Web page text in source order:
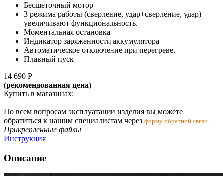
Бесщеточный мотор
3 режима работы (сверление, удар+сверление, удар)
увеличивают функциональность.
Моментальная остановка
Индикатор заряженности аккумулятора
Автоматическое отключение при перегреве.
Плавный пуск
14 690 Р
(рекомендованная цена)
Купить в магазинах:
По всем вопросам эксплуатации изделия вы можете
обратиться к нашим специалистам через форму обратной связи
Прикрепленные файлы
Инструкция
Описание